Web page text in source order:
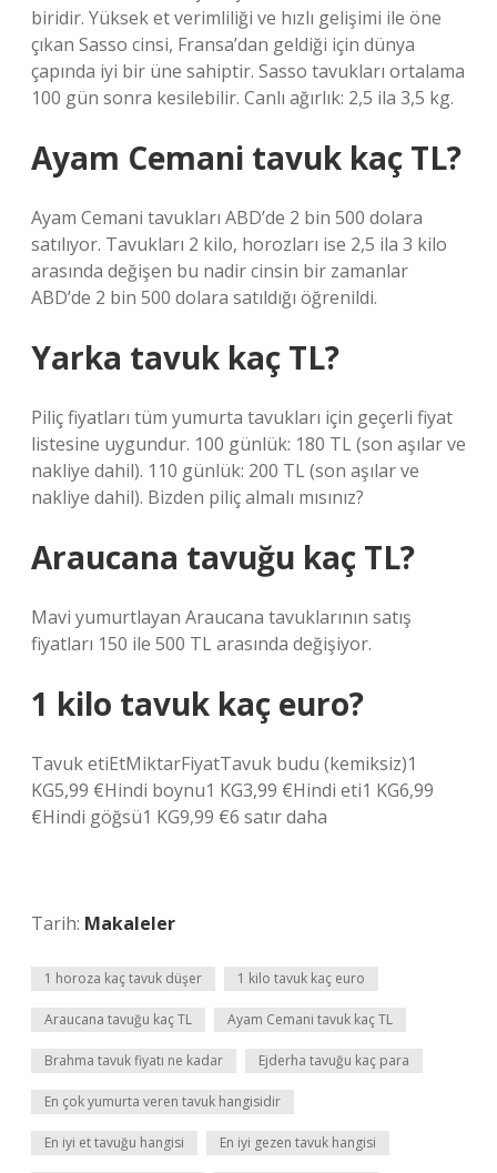
biridir. Yüksek et verimliliği ve hızlı gelişimi ile öne
çıkan Sasso cinsi, Fransa’dan geldiği için dünya
çapında iyi bir üne sahiptir. Sasso tavukları ortalama
100 gün sonra kesilebilir. Canlı ağırlık: 2,5 ila 3,5 kg.
Ayam Cemani tavuk kaç TL?
Ayam Cemani tavukları ABD’de 2 bin 500 dolara
satılıyor. Tavukları 2 kilo, horozları ise 2,5 ila 3 kilo
arasında değişen bu nadir cinsin bir zamanlar
ABD’de 2 bin 500 dolara satıldığı öğrenildi.
Yarka tavuk kaç TL?
Piliç fiyatları tüm yumurta tavukları için geçerli fiyat
listesine uygundur. 100 günlük: 180 TL (son aşılar ve
nakliye dahil). 110 günlük: 200 TL (son aşılar ve
nakliye dahil). Bizden piliç almalı mısınız?
Araucana tavuğu kaç TL?
Mavi yumurtlayan Araucana tavuklarının satış
fiyatları 150 ile 500 TL arasında değişiyor.
1 kilo tavuk kaç euro?
Tavuk etiEtMiktarFiyatTavuk budu (kemiksiz)1
KG5,99 €Hindi boynu1 KG3,99 €Hindi eti1 KG6,99
€Hindi göğsü1 KG9,99 €6 satır daha
Tarih: Makaleler
1 horoza kaç tavuk düşer 1 kilo tavuk kaç euro
Araucana tavuğu kaç TL Ayam Cemani tavuk kaç TL
Brahma tavuk fiyatı ne kadar Ejderha tavuğu kaç para
En çok yumurta veren tavuk hangisidir
En iyi et tavuğu hangisi En iyi gezen tavuk hangisi